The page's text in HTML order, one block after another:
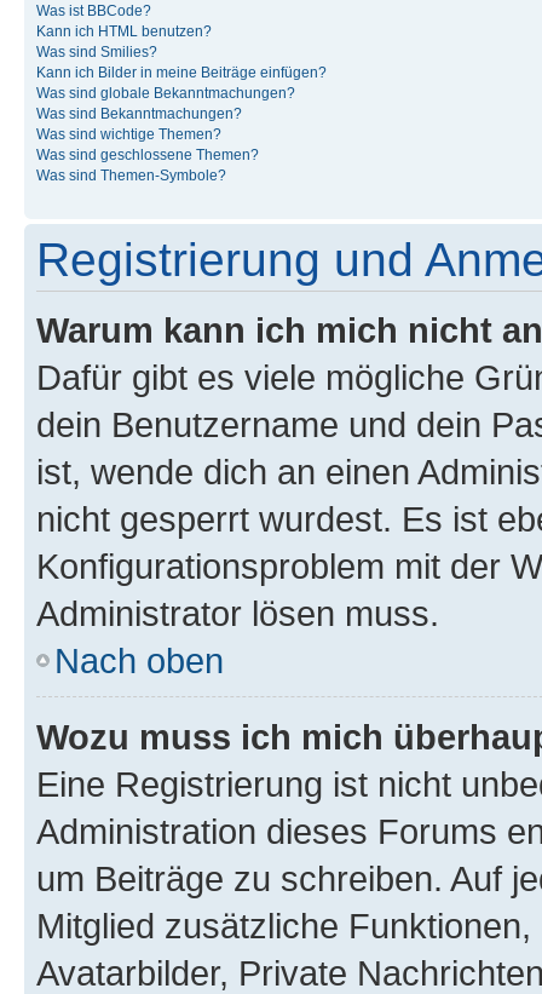
Was ist BBCode?
Kann ich HTML benutzen?
Was sind Smilies?
Kann ich Bilder in meine Beiträge einfügen?
Was sind globale Bekanntmachungen?
Was sind Bekanntmachungen?
Was sind wichtige Themen?
Was sind geschlossene Themen?
Was sind Themen-Symbole?
Registrierung und
Warum kann ich mich nicht
Dafür gibt es viele mögliche
dein Benutzername und dein
ist, wende dich an einen
nicht gesperrt wurdest. Es ist
Konfigurationsproblem mit der
Administrator lösen muss.
Nach oben
Wozu muss ich mich
Eine Registrierung ist nicht
Administration dieses Forums
um Beiträge zu schreiben. Auf
Mitglied zusätzliche
Avatarbilder, Private